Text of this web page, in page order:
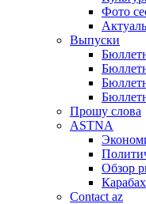
Фото
Выпуски
Прошу слова
ASTNA
Обзор
Contact az